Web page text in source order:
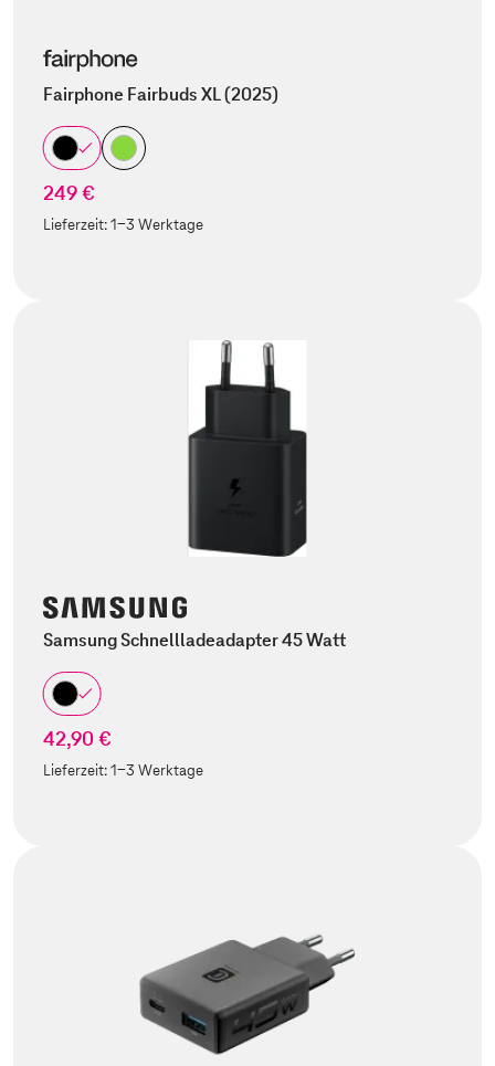
Fairphone Fairbuds XL (2025)
249 €
Lieferzeit:1-3 Werktage
Samsung Schnellladeadapter 45 Watt
42,90 €
Lieferzeit:1-3 Werktage